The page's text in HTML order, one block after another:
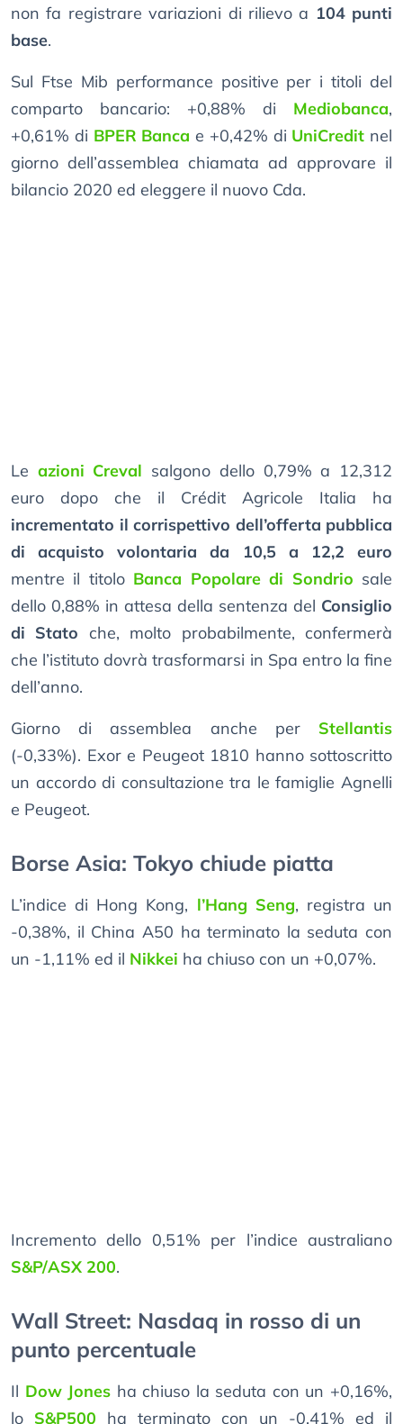
non fa registrare variazioni di rilievo a 104 punti
base.
Sul Ftse Mib performance positive per i titoli del
comparto bancario: +0,88% di Mediobanca,
+0,61% di BPER Banca e +0,42% di UniCredit nel
giorno dell’assemblea chiamata ad approvare il
bilancio 2020 ed eleggere il nuovo Cda.
Le azioni Creval salgono dello 0,79% a 12,312
euro dopo che il Crédit Agricole Italia ha
incrementato il corrispettivo dell’offerta pubblica
di acquisto volontaria da 10,5 a 12,2 euro
mentre il titolo Banca Popolare di Sondrio sale
dello 0,88% in attesa della sentenza del Consiglio
di Stato che, molto probabilmente, confermerà
che l’istituto dovrà trasformarsi in Spa entro la fine
dell’anno.
Giorno di assemblea anche per Stellantis
(-0,33%). Exor e Peugeot 1810 hanno sottoscritto
un accordo di consultazione tra le famiglie Agnelli
e Peugeot.
Borse Asia: Tokyo chiude piatta
L’indice di Hong Kong, l’Hang Seng, registra un
-0,38%, il China A50 ha terminato la seduta con
un -1,11% ed il Nikkei ha chiuso con un +0,07%.
Incremento dello 0,51% per l’indice australiano
S&P/ASX 200.
Wall Street: Nasdaq in rosso di un
punto percentuale
Il Dow Jones ha chiuso la seduta con un +0,16%,
lo S&P500 ha terminato con un -0,41% ed il